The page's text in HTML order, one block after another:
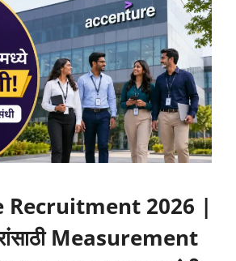
Recruitment 2026 |
Measurement